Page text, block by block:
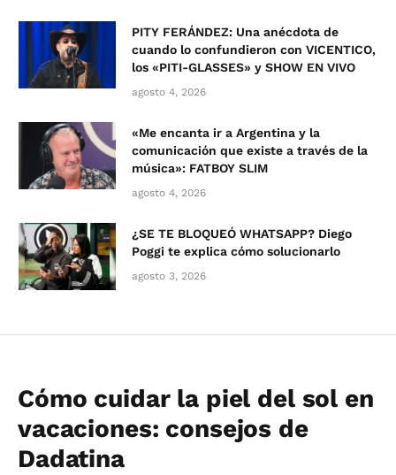
PITY FERÁNDEZ: Una anécdota de
cuando lo confundieron con VICENTICO,
los «PITI-GLASSES» y SHOW EN VIVO
agosto 4, 2026
«Me encanta ir a Argentina y la
comunicación que existe a través de la
música»: FATBOY SLIM
agosto 4, 2026
¿SE TE BLOQUEÓ WHATSAPP? Diego
Poggi te explica cómo solucionarlo
agosto 3, 2026
Cómo cuidar la piel del sol en
vacaciones: consejos de
Dadatina